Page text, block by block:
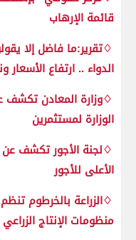
قائمة الإرهاب
♢تقرير:ما فاضل إلا
الدواء .. ارتفاع
♢وزارة المعادن تكشف
الوزارة لمستثمرين
♢لجنة الأجور تكشف
الأعلى للأجور
♢الزراعة بالخرطوم
منظومات الإنتاج